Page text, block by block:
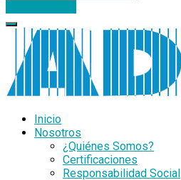
Inicio
Nosotros
¿Quiénes Somos?
Certificaciones
Responsabilidad Social